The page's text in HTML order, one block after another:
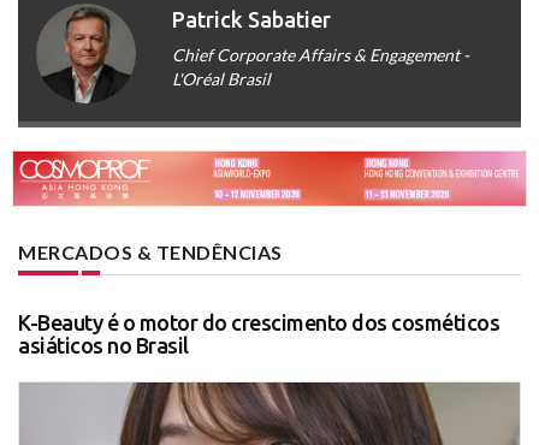
Patrick Sabatier
Chief Corporate Affairs & Engagement -
L'Oréal Brasil
MERCADOS & TENDÊNCIAS
K-Beauty é o motor do crescimento dos cosméticos
asiáticos no Brasil